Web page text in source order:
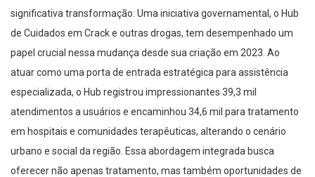
significativa transformação. Uma iniciativa governamental, o Hub
de Cuidados em Crack e outras drogas, tem desempenhado um
papel crucial nessa mudança desde sua criação em 2023. Ao
atuar como uma porta de entrada estratégica para assistência
especializada, o Hub registrou impressionantes 39,3 mil
atendimentos a usuários e encaminhou 34,6 mil para tratamento
em hospitais e comunidades terapêuticas, alterando o cenário
urbano e social da região. Essa abordagem integrada busca
oferecer não apenas tratamento, mas também oportunidades de